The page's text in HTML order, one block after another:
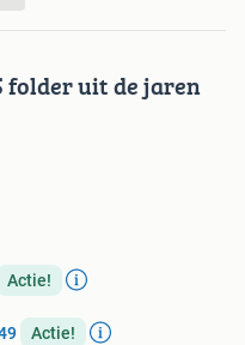
folder uit de jaren
Actie!
Actie!